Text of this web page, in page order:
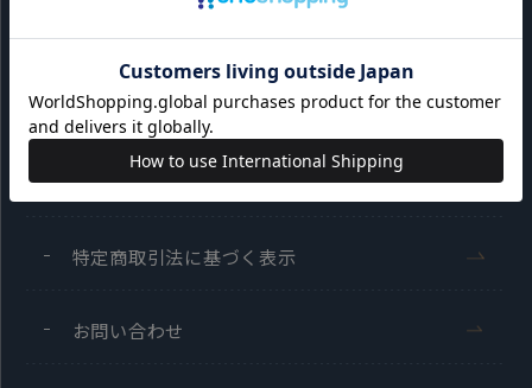
サイト利用規約
会員利用規約
プライバシーポリシー
特定商取引法に基づく表示
お問い合わせ